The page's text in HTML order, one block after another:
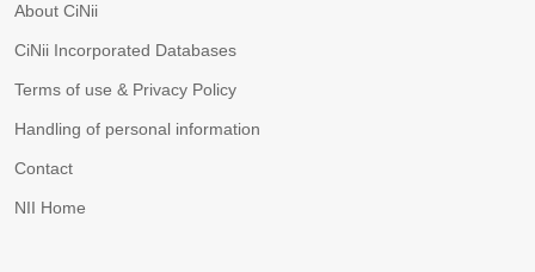
About CiNii
CiNii Incorporated Databases
Terms of use & Privacy Policy
Handling of personal information
Contact
NII Home